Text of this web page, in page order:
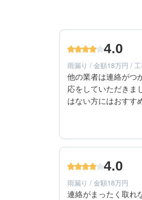
4.0
雨漏り / 金額18万円 /
他の業者は連絡がつ
応をしていただきま
はない方にはおすす
70代/男性/一戸建て
エリア：滋賀県大津市
築年数：45年
4.0
雨漏り / 金額18万円
連絡がまったく取れ